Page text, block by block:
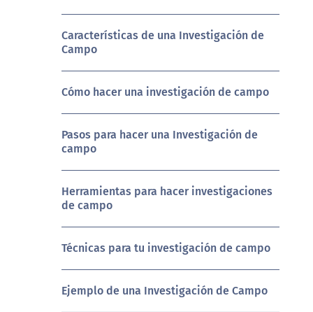
Características de una Investigación de
Campo
Cómo hacer una investigación de campo
Pasos para hacer una Investigación de
campo
Herramientas para hacer investigaciones
de campo
Técnicas para tu investigación de campo
Ejemplo de una Investigación de Campo